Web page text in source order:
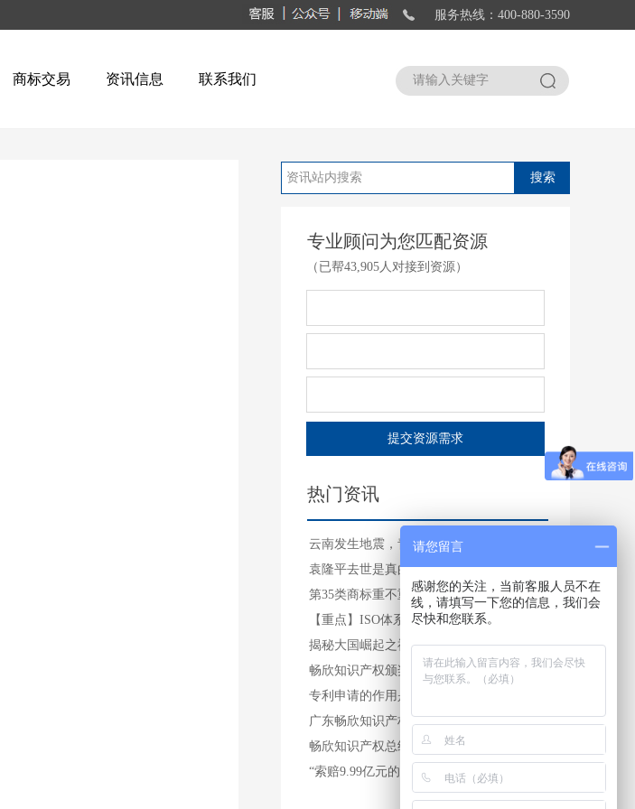
服务热线：400-880-3590
搜索
商标交易 资讯信息 联系我们
搜索
专业顾问为您匹配资源
（已帮43,905人对接到资源）
热门资讯
提交资源需求
云南发生地震，青海又发生地震，这是大
袁隆平去世是真的吗？袁隆平的杂交水稻
第35类商标重不重要?看了你就知道！
【重点】ISO体系大全，这里都有！
揭秘大国崛起之神器 2025年赶超美
畅欣知识产权颁奖典礼暨十周年春节联欢
专利申请的作用是什么呢？
广东畅欣知识产权参与创办深圳发明协会
畅欣知识产权总经理谢文省参加中山大学
“索赔9.99亿元的中国最贵专利侵权
请您留言
感谢您的关注，当前客服人员不在
线，请填写一下您的信息，我们会
尽快和您联系。